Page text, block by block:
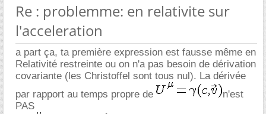
Re : problemme: en relativite sur
l'acceleration
a part ça, ta première expression est fausse même en
Relativité restreinte ou on n'a pas besoin de dérivation
covariante (les Christoffel sont tous nul). La dérivée
par rapport au temps propre de
n'est
PAS